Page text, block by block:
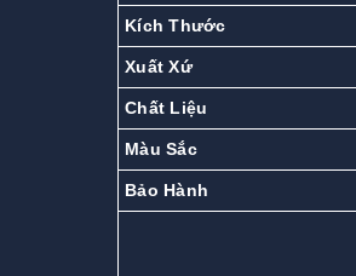
Kích Thước
Xuất Xứ
Chất Liệu
Màu Sắc
Bảo Hành